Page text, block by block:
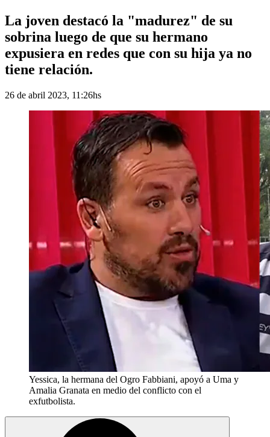
La joven destacó la "madurez" de su
sobrina luego de que su hermano
expusiera en redes que con su hija ya no
tiene relación.
26 de abril 2023, 11:26hs
Yessica, la hermana del Ogro Fabbiani, apoyó a Uma y
Amalia Granata en medio del conflicto con el
exfutbolista.